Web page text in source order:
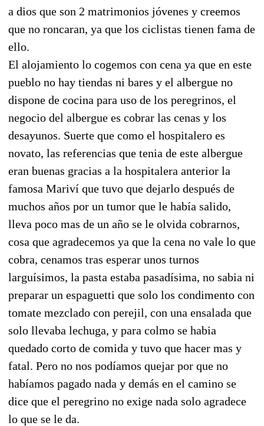
a dios que son 2 matrimonios jóvenes y creemos
que no roncaran, ya que los ciclistas tienen fama de
ello.
El alojamiento lo cogemos con cena ya que en este
pueblo no hay tiendas ni bares y el albergue no
dispone de cocina para uso de los peregrinos, el
negocio del albergue es cobrar las cenas y los
desayunos. Suerte que como el hospitalero es
novato, las referencias que tenia de este albergue
eran buenas gracias a la hospitalera anterior la
famosa Mariví que tuvo que dejarlo después de
muchos años por un tumor que le había salido,
lleva poco mas de un año se le olvida cobrarnos,
cosa que agradecemos ya que la cena no vale lo que
cobra, cenamos tras esperar unos turnos
larguísimos, la pasta estaba pasadísima, no sabia ni
preparar un espaguetti que solo los condimento con
tomate mezclado con perejil, con una ensalada que
solo llevaba lechuga, y para colmo se habia
quedado corto de comida y tuvo que hacer mas y
fatal. Pero no nos podíamos quejar por que no
habíamos pagado nada y demás en el camino se
dice que el peregrino no exige nada solo agradece
lo que se le da.